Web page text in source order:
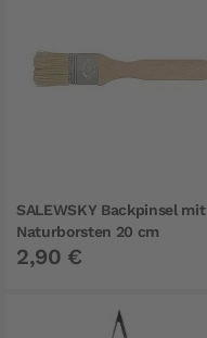
SALEWSKY Backpinsel mit
Naturborsten 20 cm
2,90 €